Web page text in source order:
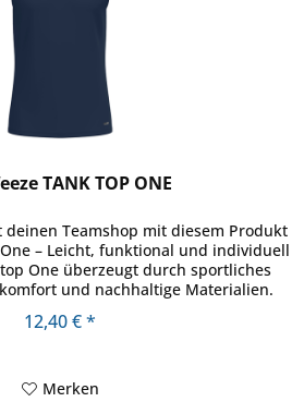
TANK TOP ONE
deinen Teamshop mit diesem Produkt
– Leicht, funktional und individuell
One überzeugt durch sportliches
und nachhaltige Materialien.
12,40 € *
Merken